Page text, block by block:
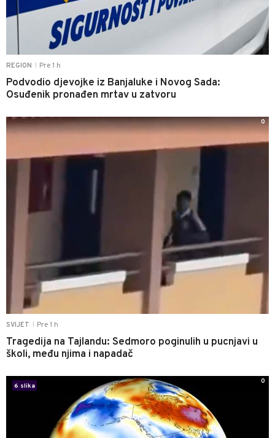
REGION Pre 1 h
Podvodio djevojke iz Banjaluke i Novog Sada:
Osuđenik pronađen mrtav u zatvoru
SVIJET Pre 1 h
Tragedija na Tajlandu: Sedmoro poginulih u pucnjavi u
školi, među njima i napadač
0
6 slika
0